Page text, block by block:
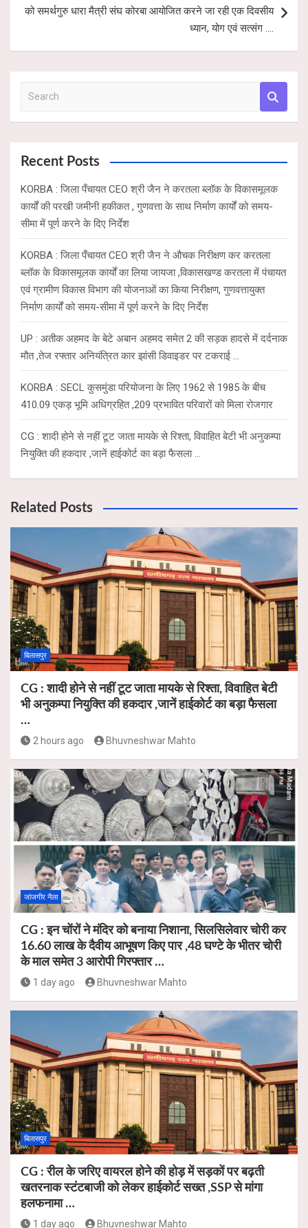
को समर्थगुरु धारा मैत्री संघ कोरबा आयोजित करने जा रही एक दिवसीय
ध्यान, योग एवं सत्संग ….
a
cRecent Posts
KORBA : जिला पँचायत CEO श्री जैन ने करतला ब्लॉक के विकासमूलक
कार्यों की परखी जमीनी हकीकत , गुणवत्ता के साथ निर्माण कार्यों को समय-
सीमा में पूर्ण करने के दिए निर्देश
KORBA : जिला पँचायत CEO श्री जैन ने औचक निरीक्षण कर करतला
ब्लॉक के विकासमूलक कार्यों का लिया जायजा ,विकासखण्ड करतला में पंचायत
एवं ग्रामीण विकास विभाग की योजनाओं का किया निरीक्षण, गुणवत्तायुक्त
निर्माण कार्यों को समय-सीमा में पूर्ण करने के दिए निर्देश
UP : अतीक अहमद के बेटे अबान अहमद समेत 2 की सड़क हादसे में दर्दनाक
मौत ,तेज रफ्तार अनियंत्रित कार झांसी डिवाइडर पर टकराई …
KORBA : SECL कुसमुंडा परियोजना के लिए 1962 से 1985 के बीच
410.09 एकड़ भूमि अधिग्रहित ,209 प्रभावित परिवारों को मिला रोजगार
CG : शादी होने से नहीं टूट जाता मायके से रिश्ता, विवाहित बेटी भी अनुकम्पा
नियुक्ति की हकदार ,जानें हाईकोर्ट का बड़ा फैसला …
Related Posts
बिलासपुर
CG : शादी होने से नहीं टूट जाता मायके से रिश्ता, विवाहित बेटी
भी अनुकम्पा नियुक्ति की हकदार ,जानें हाईकोर्ट का बड़ा फैसला
…
2 hours ago Bhuvneshwar Mahto
जांजगीर नैला
CG : इन चोंरों ने मंदिर को बनाया निशाना, सिलसिलेवार चोरी कर
16.60 लाख के दैवीय आभूषण किए पार ,48 घण्टे के भीतर चोरी
के माल समेत 3 आरोपी गिरफ्तार …
1 day ago Bhuvneshwar Mahto
बिलासपुर
CG : रील के जरिए वायरल होने की होड़ में सड़कों पर बढ़ती
खतरनाक स्टंटबाजी को लेकर हाईकोर्ट सख्त ,SSP से मांगा
हलफनामा …
1 day ago Bhuvneshwar Mahto